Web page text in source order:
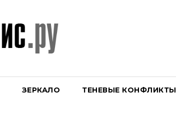
ЗЕРКАЛО ТЕНЕВЫЕ КОНФЛИКТЫ